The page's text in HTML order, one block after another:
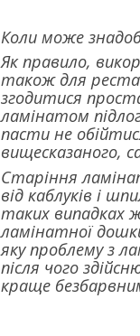
Коли може
Як правило,
також для
згодитися
ламінатом
пасти не
вищесказаного,
Старіння
від каблуків і
таких випадках
ламінатної
яку проблему з
після чого
краще